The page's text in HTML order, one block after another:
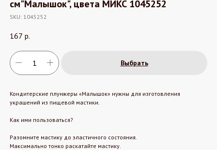
см"Малышок", цвета МИКС 1045252
SKU: 1045252
167 р.
Выбрать
Кондитерские плунжеры «Малышок» нужны для изготовления
украшений из пищевой мастики.
Как ими пользоваться?
Разомните мастику до эластичного состояния.
Максимально тонко раскатайте мастику.